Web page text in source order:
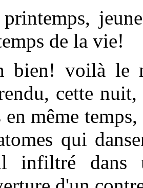
de la vie!
bien! voilà le
cette
en même
qui
infiltré dans